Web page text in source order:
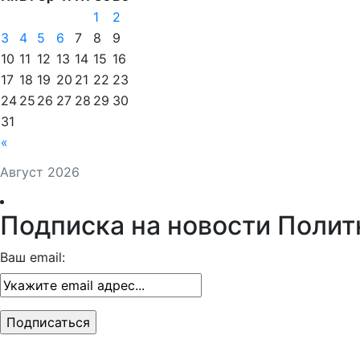
Август 2026
«
1
2
3
4 5 6 7 8
9
10 11 12 13 14 15 16
17 18 19 20 21 22 23
24 25 26 27 28 29 30
31
Подписка на новости
Ваш email: